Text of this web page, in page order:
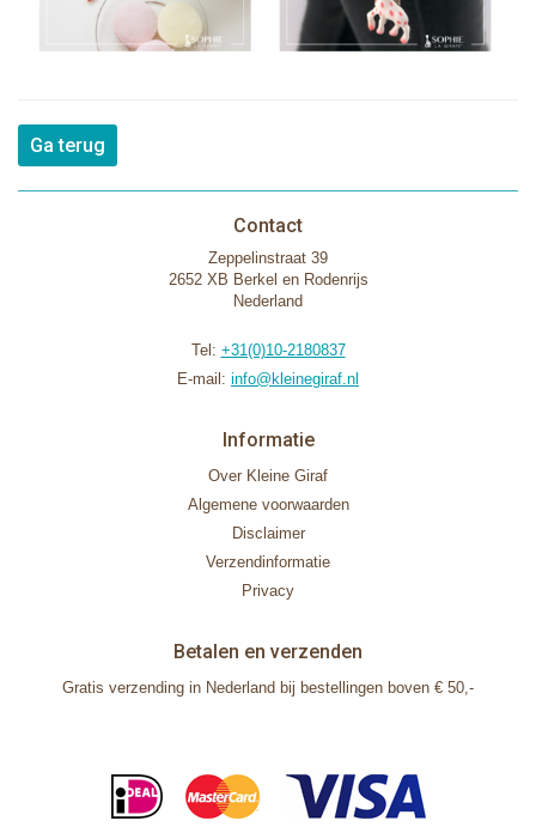
Ga terug
Contact
Zeppelinstraat 39
2652 XB Berkel en Rodenrijs
Nederland
Tel: +31(0)10-2180837
E-mail: info@kleinegiraf.nl
Informatie
Over Kleine Giraf
Algemene voorwaarden
Disclaimer
Verzendinformatie
Privacy
Betalen en verzenden
Gratis verzending in Nederland bij bestellingen boven € 50,-